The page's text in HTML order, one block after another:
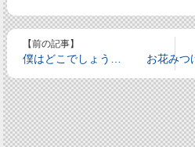
【前の記事】
僕はどこでしょう… お花みつ